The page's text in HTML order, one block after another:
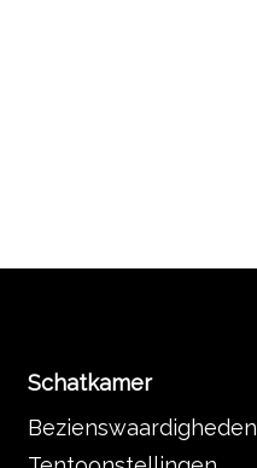
Schatkamer
Bezienswaardigheden